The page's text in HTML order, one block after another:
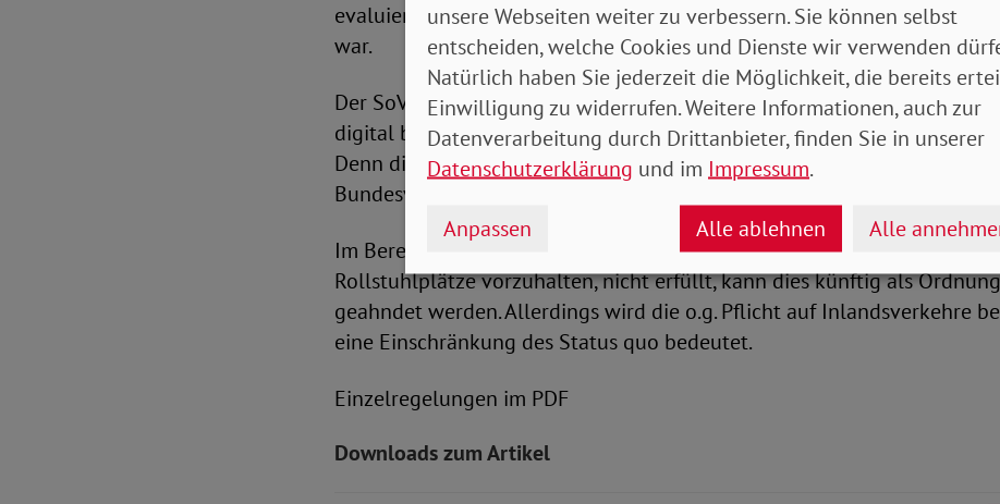
evaluiert werden, wie dies in den Eckpunkten zur Reform ursprünglich
war.
Der SoVD betont, dass bei Einführung der neuen Verkehrsformen
digital basierte Vermittlung und Abwicklung konsequent barrierefrei
Denn die Digitalisierung darf nicht zu neuen Exklusionen führen. Hier
Bundesverkehrsministerium den Referentenentwurf dringend
Im Bereich Fernbusse sind Verbesserungen geplant. Wird die Pflicht,
Rollstuhlplätze vorzuhalten, nicht erfüllt, kann dies künftig als
geahndet werden. Allerdings wird die o.g. Pflicht auf Inlandsverkehre
eine Einschränkung des Status quo bedeutet.
Einzelregelungen im PDF
Downloads zum Artikel
unsere Webseiten weiter zu verbessern. Sie können selbst
entscheiden, welche Cookies und Dienste wir verwenden
Natürlich haben Sie jederzeit die Möglichkeit, die bereits
Einwilligung zu widerrufen. Weitere Informationen, auch zur
Datenverarbeitung durch Drittanbieter, finden Sie in unserer
Datenschutzerklärung und im Impressum.
Anpassen Alle ablehnen Alle